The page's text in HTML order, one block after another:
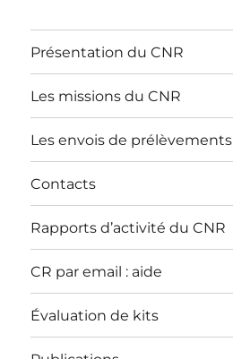
Présentation du CNR
Les missions du CNR
Les envois de prélèvements
Contacts
Rapports d’activité du CNR
CR par email : aide
Évaluation de kits